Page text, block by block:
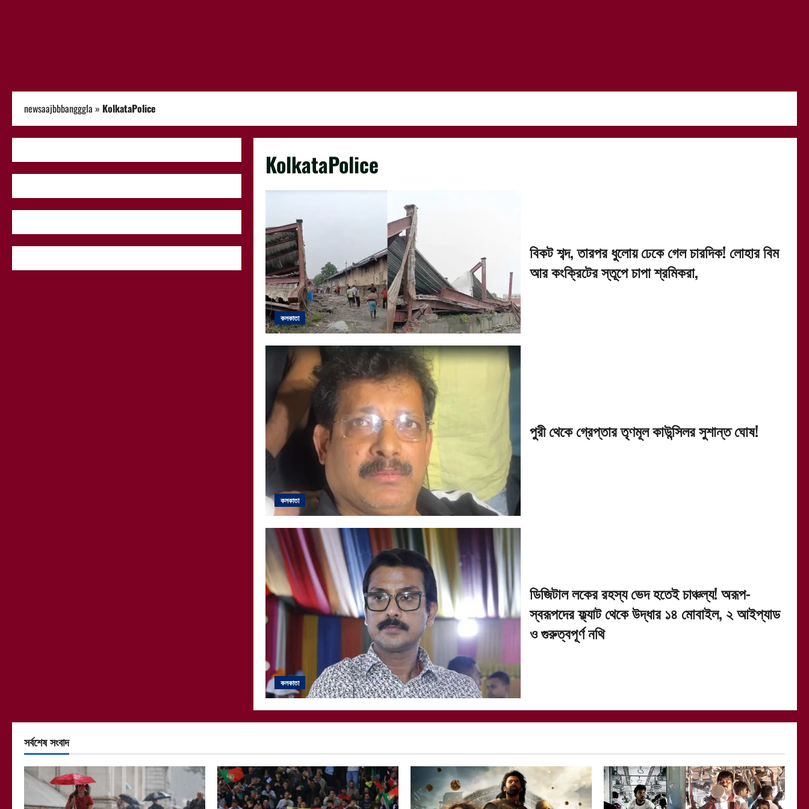
newsaajbbbangggla » KolkataPolice
KolkataPolice
কলকাতা
বিকট শব্দ, তারপর ধুলোয় ঢেকে গেল চারদিক! লোহার বিম
আর কংক্রিটের স্তূপে চাপা শ্রমিকরা,
কলকাতা
পুরী থেকে গ্রেপ্তার তৃণমূল কাউন্সিলর সুশান্ত ঘোষ!
কলকাতা
ডিজিটাল লকের রহস্য ভেদ হতেই চাঞ্চল্য! অরূপ-
স্বরূপদের ফ্ল্যাট থেকে উদ্ধার ১৪ মোবাইল, ২ আইপ্যাড
ও গুরুত্বপূর্ণ নথি
সর্বশেষ সংবাদ